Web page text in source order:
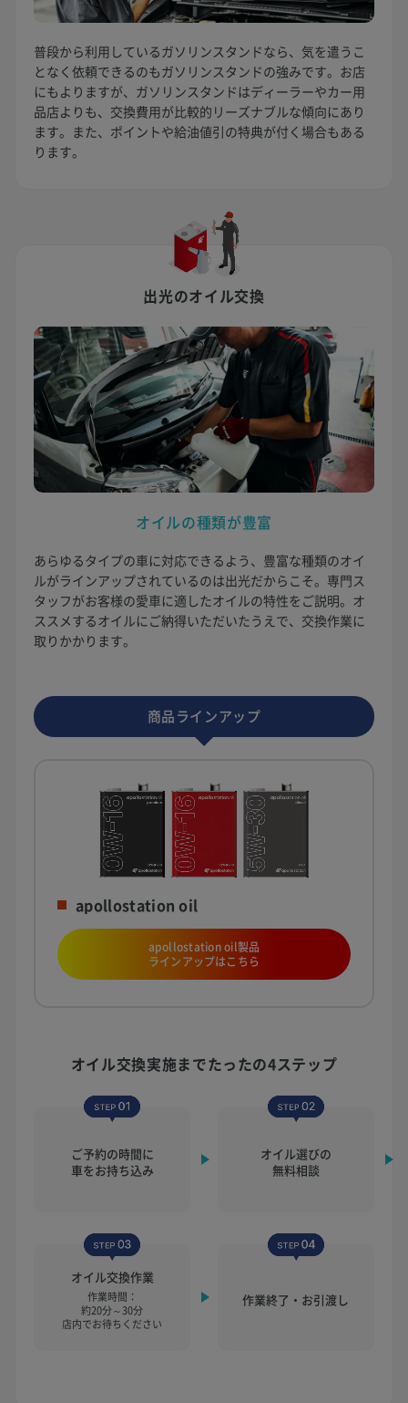
普段から利用しているガソリンスタンドなら、気を遣うこ
となく依頼できるのもガソリンスタンドの強みです。お店
にもよりますが、ガソリンスタンドはディーラーやカー用
品店よりも、交換費用が比較的リーズナブルな傾向にあり
ます。また、ポイントや給油値引の特典が付く場合もある
ります。
出光のオイル交換
オイルの種類が豊富
あらゆるタイプの車に対応できるよう、豊富な種類のオイ
ルがラインアップされているのは出光だからこそ。専門ス
タッフがお客様の愛車に適したオイルの特性をご説明。オ
ススメするオイルにご納得いただいたうえで、交換作業に
取りかかります。
商品ラインアップ
apollostation oil
apollostation oil製品
ラインアップはこちら
オイル交換実施までたったの4ステップ
ご予約の時間に
車をお持ち込み
オイル選びの
無料相談
オイル交換作業
作業時間：
約20分～30分
店内でお待ちください
作業終了・お引渡し